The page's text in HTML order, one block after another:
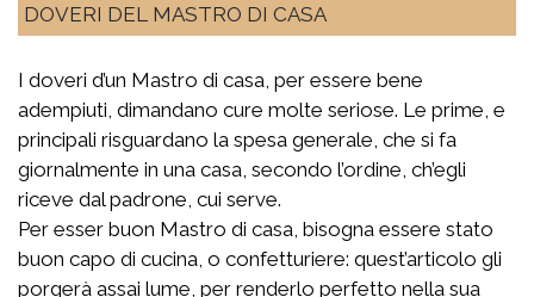
DOVERI DEL MASTRO DI CASA
I doveri d’un Mastro di casa, per essere bene
adempiuti, dimandano cure molte seriose. Le prime, e
principali risguardano la spesa generale, che si fa
giornalmente in una casa, secondo l’ordine, ch’egli
riceve dal padrone, cui serve.
Per esser buon Mastro di casa, bisogna essere stato
buon capo di cucina, o confetturiere: quest’articolo gli
porgerà assai lume, per renderlo perfetto nella sua